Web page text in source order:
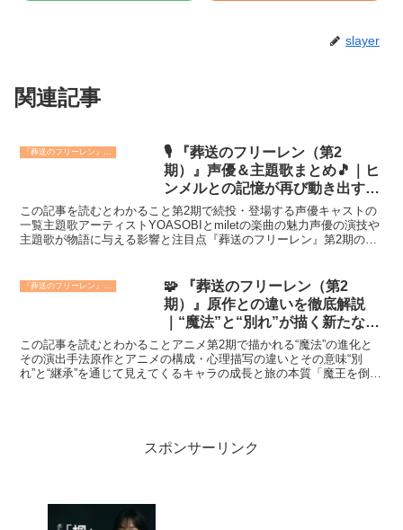
slayer
関連記事
『葬送のフリーレン』第2期
🎙️ 『葬送のフリーレン（第2
期）』声優＆主題歌まとめ🎵｜ヒ
ンメルとの記憶が再び動き出す
――💫
この記事を読むとわかること第2期で続投・登場する声優キャストの
一覧主題歌アーティストYOASOBIとmiletの楽曲の魅力声優の演技や
主題歌が物語に与える影響と注目点『葬送のフリーレン』第2期の制
『葬送のフリーレン』第2期
🧩 『葬送のフリーレン（第2
期）』原作との違いを徹底解説
｜“魔法”と“別れ”が描く新たな旅
路を考察🕯️
この記事を読むとわかることアニメ第2期で描かれる“魔法”の進化と
その演出手法原作とアニメの構成・心理描写の違いとその意味“別
れ”と“継承”を通じて見えてくるキャラの成長と旅の本質「魔王を倒し
スポンサーリンク